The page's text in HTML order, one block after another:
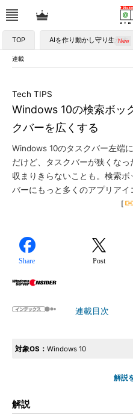
TOP AIを作り動かし守り生かす
連載
Windows 10の検索ボッ
クバーを広くする
Tech TIPS
Windows 10のタスクバー左端
だけど、タスクバーが狭くな
収まりきらないことも。検索
バーにもっと多くのアプリアイ
[
Share Post
連載目次
対象OS： Windows 10
解説
解説